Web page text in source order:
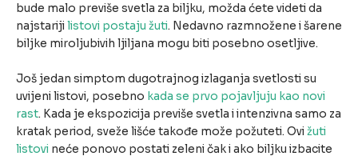
bude malo previše svetla za biljku, možda ćete videti da
najstarijilistovi postaju žuti. Nedavno razmnožene i šarene
biljke miroljubivih ljiljana mogu biti posebno osetljive.
Još jedan simptom dugotrajnog izlaganja svetlosti su
uvijeni listovi, posebno kada se prvo pojavljuju kao novi
rast. Kada je ekspozicija previše svetla i intenzivna samo za
kratak period, sveže lišće takođe može požuteti. Ovižuti
listovi neće ponovo postati zeleni čak i ako biljku izbacite